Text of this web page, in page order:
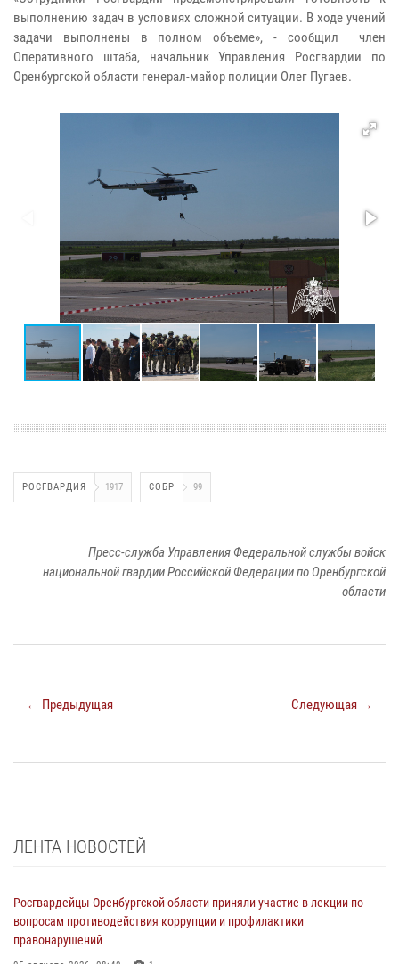
выполнению задач в условиях сложной ситуации. В ходе учений
задачи выполнены в полном объеме», - сообщил член
Оперативного штаба, начальник Управления Росгвардии по
Оренбургской области генерал-майор полиции Олег Пугаев.
РОСГВАРДИЯ 1917 СОБР 99
Пресс-служба Управления Федеральной службы войск
национальной гвардии Российской Федерации по Оренбургской
области
← Предыдущая Следующая →
ЛЕНТА НОВОСТЕЙ
Росгвардейцы Оренбургской области приняли участие в лекции по
вопросам противодействия коррупции и профилактики
правонарушений